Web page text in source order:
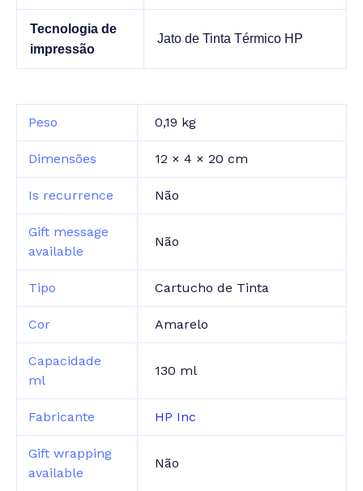
Tecnologia de
impressão
Jato de Tinta Térmico HP
Peso 0,19 kg
Dimensões 12 × 4 × 20 cm
Is recurrence Não
Gift message
available
Não
Tipo Cartucho de Tinta
Cor Amarelo
Capacidade
ml
130 ml
Fabricante HP Inc
Gift wrapping
available
Não